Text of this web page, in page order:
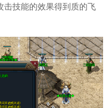
击技能的效果得到质的飞